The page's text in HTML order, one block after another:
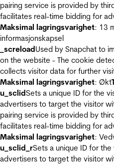
pairing service is provided by
facilitates real-time bidding for
Maksimal lagringsvarighet: 13
informasjonskapsel
_screloadUsed by Snapchat to
on the website - The cookie
collects visitor data for further
Maksimal lagringsvarighet: Økt
u_sclidSets a unique ID for the
advertisers to target the visitor
pairing service is provided by
facilitates real-time bidding for
Maksimal lagringsvarighet:
u_sclid_rSets a unique ID for
advertisers to target the visitor